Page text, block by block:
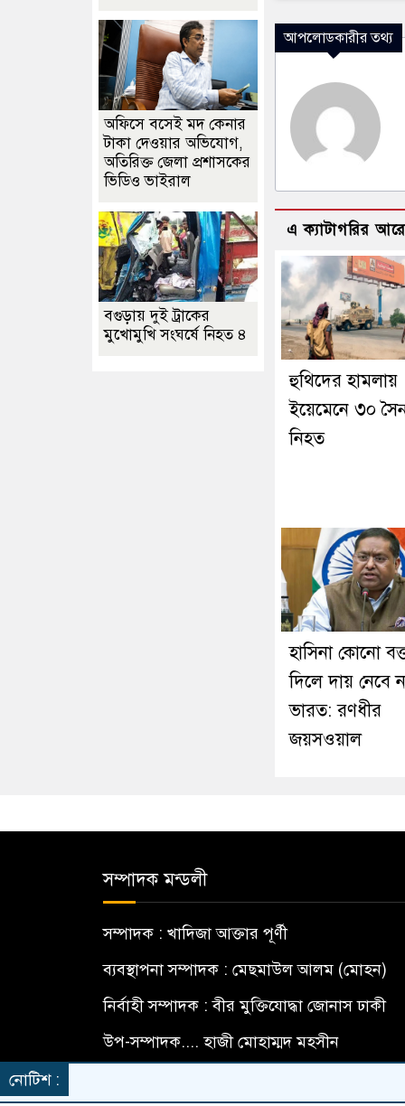
আপলোডকারীর তথ্য
এ ক্যাটাগরির
হুথিদের হামলায়
ইয়েমেনে ৩০
নিহত
হাসিনা কোনো
দিলে দায় নেবে
ভারত: রণধীর
জয়সওয়াল
অফিসে বসেই মদ কেনার
টাকা দেওয়ার অভিযোগ,
অতিরিক্ত জেলা প্রশাসকের
ভিডিও ভাইরাল
বগুড়ায় দুই ট্রাকের
মুখোমুখি সংঘর্ষে নিহত ৪
সম্পাদক মন্ডলী
সম্পাদক : খাদিজা আক্তার পূর্ণী
ব্যবস্থাপনা সম্পাদক : মেছমাউল আলম (মোহন)
নির্বাহী সম্পাদক : বীর মুক্তিযোদ্ধা জোনাস ঢাকী
উপ-সম্পাদক.... হাজী মোহাম্মদ মহসীন
নোটিশ :